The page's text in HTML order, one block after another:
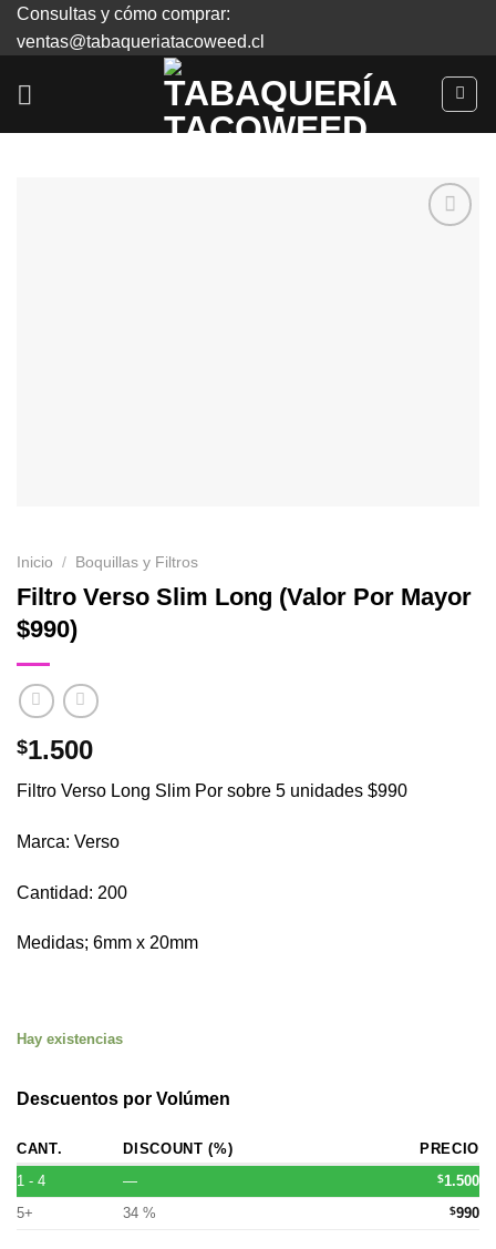
SkipConsultas y cómo comprar:
ventas@tabaqueriatacoweed.cl
Inicio / Boquillas y Filtros
Filtro Verso Slim Long (Valor Por Mayor
$990)
$1.500
Filtro Verso Long Slim Por sobre 5 unidades $990
Marca: Verso
Cantidad: 200
Medidas; 6mm x 20mm
Hay existencias
Descuentos por Volúmen
CANT. DISCOUNT (%)
PRECIO
1 - 4
— $1.500
5+
34 % $990